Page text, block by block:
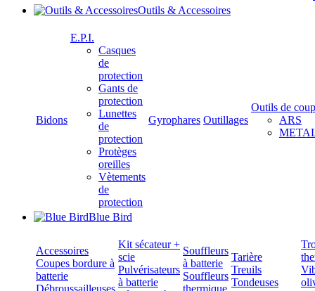
Outils & Accessoires
Bidons
E.P.I.
Casques
de
protection
Gants de
protection
Lunettes
de
protection
Protèges
oreilles
Vètements
de
protection
Gyrophares Outillages
Outils de
ARS
Blue Bird
Accessoires
Coupes bordure à
batterie
Débroussailleuses
Kit sécateur +
scie
Pulvérisateurs
à batterie
Souffleurs
à batterie
Souffleurs
thermique
Tarière
Treuils
Tondeuses